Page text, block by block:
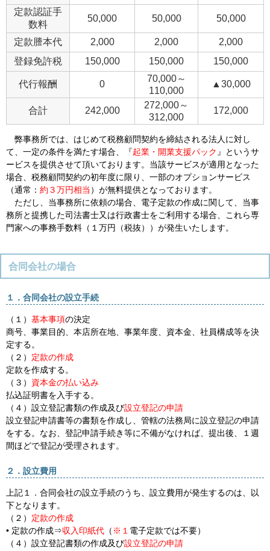
定款認証手
数料
50,000 50,000 50,000
定款謄本代 2,000 2,000
2,000
登録免許税
150,000 150,000 150,000
代行報酬 0
70,000～
110,000
▲30,000
合計 242,000
272,000～
312,000
172,000
弊事務所では、はじめて税務顧問契約を締結される法人に対し
て、一定の条件を満たす場合、『起業・開業支援パック 』というサ
ービスを提供させて頂いております。当該サービスが適用となった
場合、税務顧問契約の初年度に限り、一部のオプションサービス
（通常： 約３万円相当 ）が無料提供となっております。
ただし、当事務所に依頼の場合、電子定款の作成に関して、当事
務所と提携した司法書士又は行政書士をご利用する場合、これら専
門家への事務手数料（１万円（税抜））が発生いたします。
合同会社の場合
１．合同会社の設立手続
（１） 基本事項の決定
商号、事業目的、本店所在地、事業年度、資本金、社員構成等を決
定する。
（２） 定款の作成
定款を作成する。
（３） 資本金の払い込み
払込証明書を入手する。
（４）設立登記書類の作成及び設立登記の申請
設立登記申請書等の書類を作成し、管轄の法務局に設立登記の申請
をする。なお、登記申請手続き等に不備がなければ、提出後、１週
間ほどで登記が受理されます。
２．設立費用
上記１．合同会社の設立手続のうち、設立費用が発生するのは、以
下となります。
（２） 定款の作成
• 定款の作成⇒収入印紙代 （ ※１ 電子定款では不要）
（４）設立登記書類の作成及び設立登記の申請